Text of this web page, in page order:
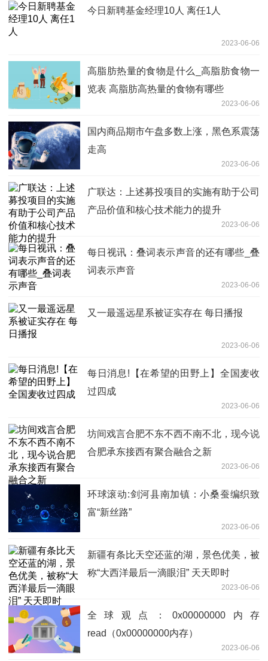
今日新聘基金经理10人 离任1人
2023-06-06
高脂肪热量的食物是什么_高脂肪食物一
览表 高脂肪高热量的食物有哪些
2023-06-06
国内商品期市午盘多数上涨，黑色系震荡
走高
2023-06-06
广联达：上述募投项目的实施有助于公司
产品价值和核心技术能力的提升
2023-06-06
每日视讯：叠词表示声音的还有哪些_叠
词表示声音
2023-06-06
又一最遥远星系被证实存在 每日播报
2023-06-06
每日消息!【在希望的田野上】全国麦收
过四成
2023-06-06
坊间戏言合肥不东不西不南不北，现今说
合肥承东接西有聚合融合之新
2023-06-06
环球滚动:剑河县南加镇：小桑蚕编织致
富“新丝路”
2023-06-06
新疆有条比天空还蓝的湖，景色优美，被
称“大西洋最后一滴眼泪” 天天即时
2023-06-06
全球观点：0x00000000内存
read（0x00000000内存）
2023-06-06